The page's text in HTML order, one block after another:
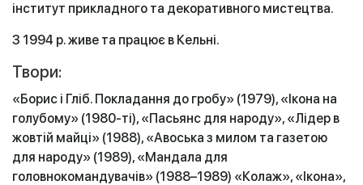
інститут прикладного та декоративного мистецтва.
З 1994 р. живе та працює в Кельні.
Твори:
«Борис і Гліб. Покладання до гробу» (1979), «Ікона на
голубому» (1980-ті), «Пасьянс для народу», «Лідер в
жовтій майці» (1988), «Авоська з милом та газетою
для народу» (1989), «Мандала для
головнокомандувачів» (1988–1989) «Колаж», «Ікона»,